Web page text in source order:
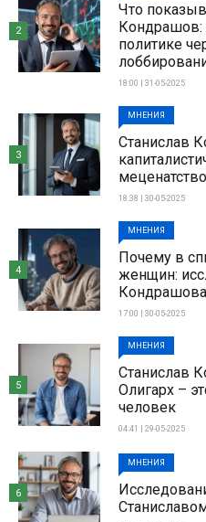
Что
Кондрашов:
политике
18:00 | 31-05-2025
2
МНЕНИЯ
Станислав
18:38 | 30-05-2025
3
МНЕНИЯ
Почему в
женщин:
Кондрашова
17:00 | 30-05-2025
4
МНЕНИЯ
Станислав
Олигарх –
человек
04:41 | 29-05-2025
5
МНЕНИЯ
6